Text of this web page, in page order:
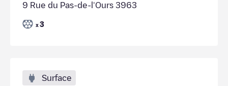
9 Rue du Pas-de-l'Ours 3963
x 3
Surface